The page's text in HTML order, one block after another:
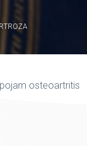
osteoartritis